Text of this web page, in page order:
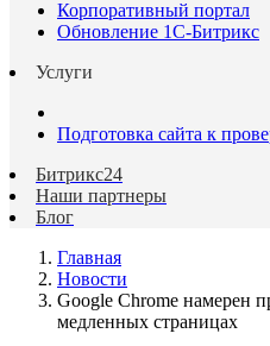
Корпоративный портал
Обновление 1С-Битрикс
Услуги
Подготовка сайта к
Битрикс24
Наши партнеры
Блог
Главная
Новости
Google Chrome намерен
медленных страницах